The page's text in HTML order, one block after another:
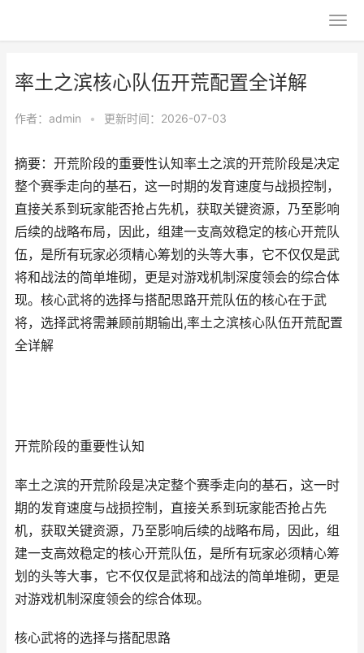
率土之滨核心队伍开荒配置全详解
作者： admin • 更新时间：2026-07-03
摘要：开荒阶段的重要性认知率土之滨的开荒阶段是决定
整个赛季走向的基石，这一时期的发育速度与战损控制，
直接关系到玩家能否抢占先机，获取关键资源，乃至影响
后续的战略布局，因此，组建一支高效稳定的核心开荒队
伍，是所有玩家必须精心筹划的头等大事，它不仅仅是武
将和战法的简单堆砌，更是对游戏机制深度领会的综合体
现。核心武将的选择与搭配思路开荒队伍的核心在于武
将，选择武将需兼顾前期输出,率土之滨核心队伍开荒配置
全详解
开荒阶段的重要性认知
率土之滨的开荒阶段是决定整个赛季走向的基石，这一时
期的发育速度与战损控制，直接关系到玩家能否抢占先
机，获取关键资源，乃至影响后续的战略布局，因此，组
建一支高效稳定的核心开荒队伍，是所有玩家必须精心筹
划的头等大事，它不仅仅是武将和战法的简单堆砌，更是
对游戏机制深度领会的综合体现。
核心武将的选择与搭配思路